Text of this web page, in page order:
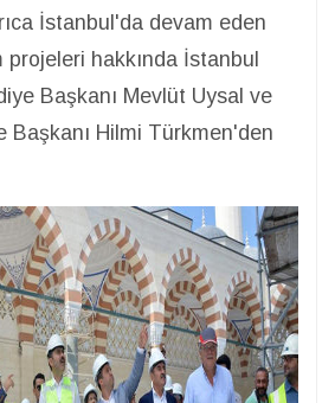
İstanbul'da devam eden
hakkında İstanbul
Başkanı Mevlüt Uysal ve
Başkanı Hilmi Türkmen'den